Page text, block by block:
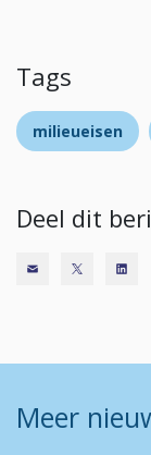
Tags
milieueisen
Deel dit
Meer